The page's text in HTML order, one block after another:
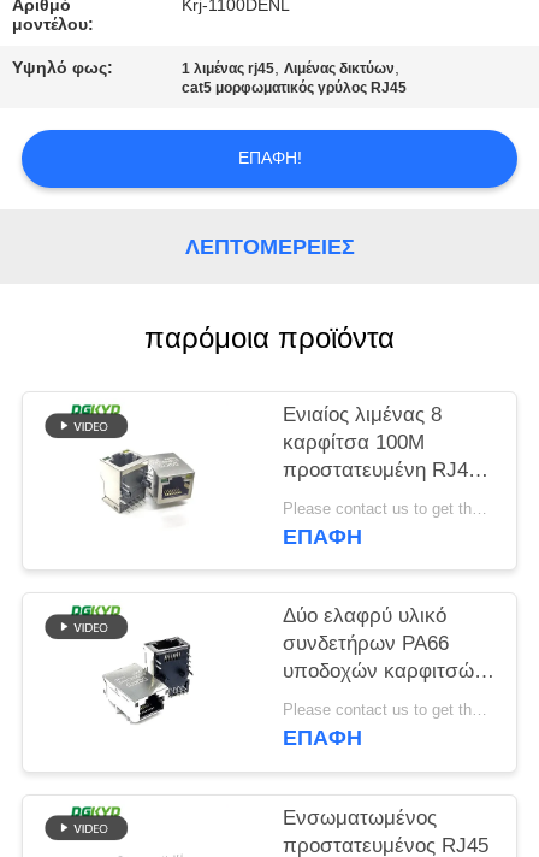
ΕΛΆΤΕ
ΣΕ
ΜΕ
ΠΟΛΙΤΙΚΉ
ΜΥΣΤΙΚΌΤΗΤΑΣ
Αριθμό
μοντέλου:
Krj-1100DENL
Υψηλό φως: 1 λιμένας rj45,Λιμένας δικτύων,
cat5 μορφωματικός γρύλος RJ45
ΕΠΑΦΉ!
ΛΕΠΤΟΜΈΡΕΙΕΣ
παρόμοια προϊόντα
Ενιαίος λιμένας 8
καρφίτσα 100M
προστατευμένη RJ45
μορφή ορθογωνίων
συνδετήρων
Please contact us to get the latest price. MOQ:Διαπραγμάτευση
ΕΠΑΦΉ
Δύο ελαφρύ υλικό
συνδετήρων PA66
υποδοχών καρφιτσών
ΕΜΒΥΘΙΣΗΣ RJ45 12
χρώματος
Please contact us to get the latest price. MOQ:Διαπραγμάτευση
ΕΠΑΦΉ
Ενσωματωμένος
προστατευμένος RJ45